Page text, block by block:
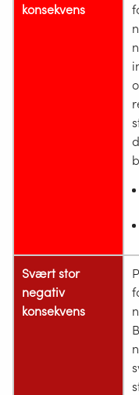
konsekvens
Svært stor
negativ
konsekvens